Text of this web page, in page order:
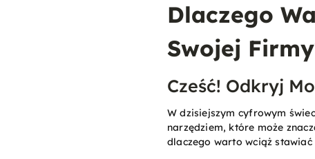
Dlaczego
Swojej
Cześć! Odkryj
W dzisiejszym cyfrowym
narzędziem, które może
dlaczego warto wciąż